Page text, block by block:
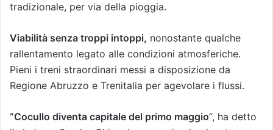
tradizionale, per via della pioggia.
Viabilità senza troppi intoppi, nonostante qualche
rallentamento legato alle condizioni atmosferiche.
Pieni i treni straordinari messi a disposizione da
Regione Abruzzo e Trenitalia per agevolare i flussi.
“Cocullo diventa capitale del primo maggio“, ha detto